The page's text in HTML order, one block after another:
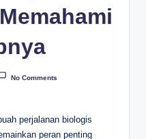
No Comments
perjalanan biologis
peran penting